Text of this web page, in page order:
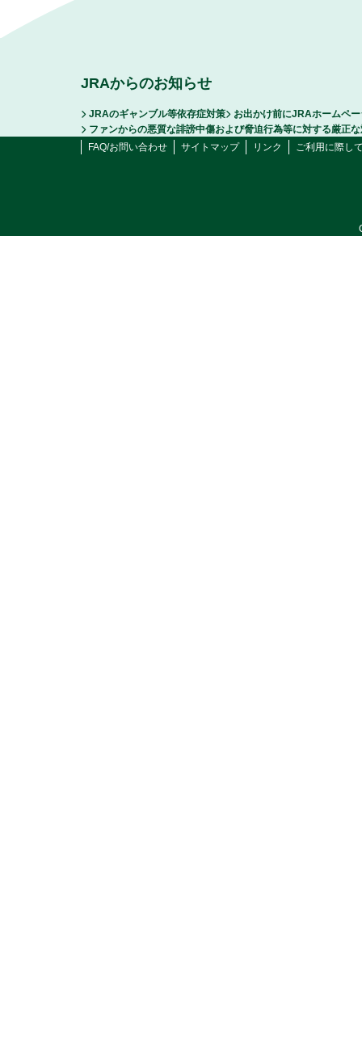
JRAからのお知らせ
JRAのギャンブル等依存症対策
お出かけ前にJRAホームペ
ファンからの悪質な誹謗中傷および脅迫行為等に対する厳正
FAQ/お問い合わせ
サイトマップ リンク ご利用に際し